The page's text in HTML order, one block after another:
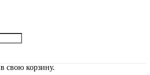
в свою корзину.